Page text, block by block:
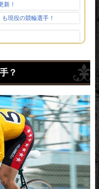
新！
現役の競輪選手！
選手の最新情報を見逃
？